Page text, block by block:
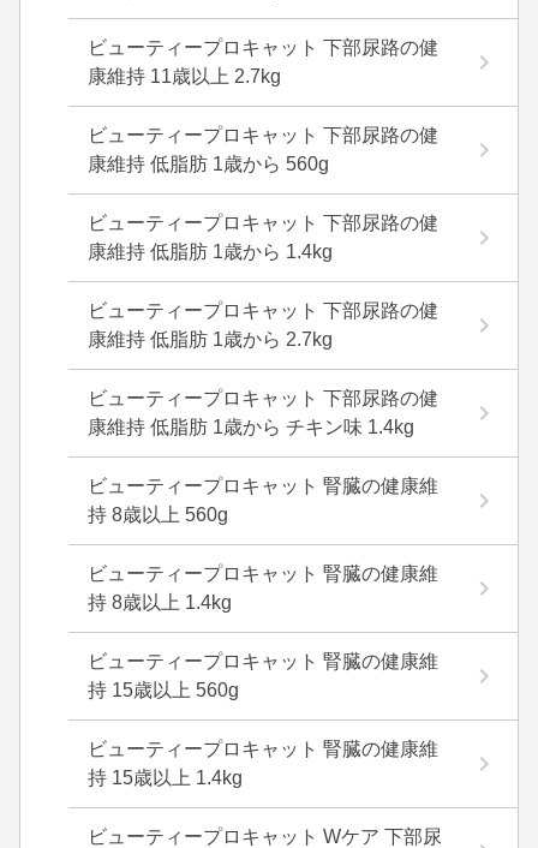
ビューティープロキャット 下部尿路の健
康維持 11歳以上 2.7kg
ビューティープロキャット 下部尿路の健
康維持 低脂肪 1歳から 560g
ビューティープロキャット 下部尿路の健
康維持 低脂肪 1歳から 1.4kg
ビューティープロキャット 下部尿路の健
康維持 低脂肪 1歳から 2.7kg
ビューティープロキャット 下部尿路の健
康維持 低脂肪 1歳から チキン味 1.4kg
ビューティープロキャット 腎臓の健康維
持 8歳以上 560g
ビューティープロキャット 腎臓の健康維
持 8歳以上 1.4kg
ビューティープロキャット 腎臓の健康維
持 15歳以上 560g
ビューティープロキャット 腎臓の健康維
持 15歳以上 1.4kg
ビューティープロキャット Wケア 下部尿